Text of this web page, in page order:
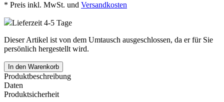
* Preis inkl. MwSt. und Versandkosten
Lieferzeit 4-5 Tage
Dieser Artikel ist von dem Umtausch ausgeschlossen, da er für Sie
persönlich hergestellt wird.
In den Warenkorb
Produktbeschreibung
Daten
Produktsicherheit